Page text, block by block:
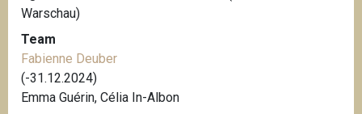
Warschau)
Team
Fabienne Deuber
(-31.12.2024)
Emma Guérin, Célia In-Albon